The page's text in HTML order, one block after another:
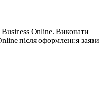
Business Online. Виконати
після оформлення заяви